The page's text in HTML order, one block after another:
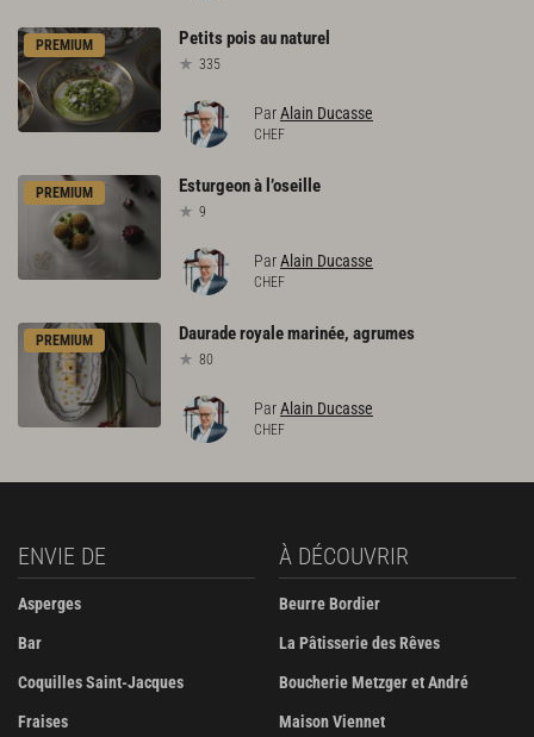
PREMIUM Petitspoisaunaturel
335
ParAlain Ducasse
CHEF
PREMIUM Esturgeonà l’oseille
9
ParAlain Ducasse
CHEF
PREMIUM Dauraderoyalemarinée, agrumes
80
ParAlain Ducasse
CHEF
ENVIE DE
Asperges
Bar
Coquilles Saint-Jacques
Fraises
À DÉCOUVRIR
Beurre Bordier
La Pâtisserie des Rêves
Boucherie Metzger et André
Maison Viennet